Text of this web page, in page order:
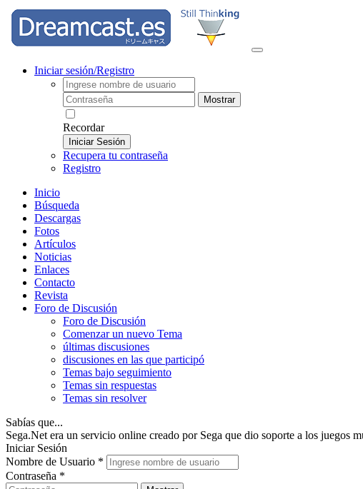
Iniciar sesión/Registro
Mostrar
Recordar
Iniciar Sesión
Recupera tu contraseña
Registro
Inicio
Búsqueda
Descargas
Fotos
Artículos
Noticias
Enlaces
Contacto
Revista
Foro de Discusión
Foro de Discusión
Comenzar un nuevo Tema
últimas discusiones
discusiones en las que participó
Temas bajo seguimiento
Temas sin respuestas
Temas sin resolver
Sabías que...
Sega.Net era un servicio online creado por Sega que dio soporte a los
Iniciar Sesión
Nombre de Usuario *
Contraseña *